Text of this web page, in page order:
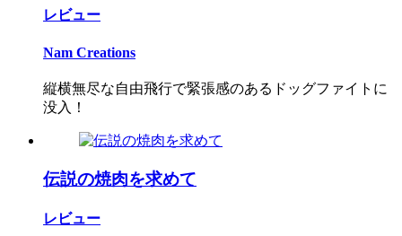
レビュー
Nam Creations
縦横無尽な自由飛行で緊張感のあるドッグファイトに
没入！
伝説の焼肉を求めて
レビュー